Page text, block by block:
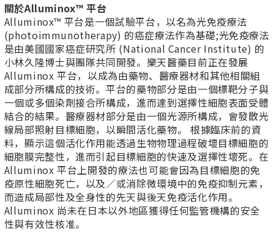
關於Alluminox™ 平台
Alluminox™ 平台是一個試驗平台，以名為光免疫療法
(photoimmunotherapy) 的癌症療法作為基礎;光免疫療法
是由美國國家癌症研究所 (National Cancer Institute) 的
小林久隆博士與團隊共同開發。樂天醫藥目前正在發展
Alluminox 平台，以成為由藥物、醫療器材和其他相關組
成部分所構成的技術。平台的藥物部分是由一個標靶分子與
一個或多個染劑接合所構成，進而達到選擇性細胞表面受體
結合的結果。醫療器材部分是由一個光源所構成，會發散光
線局部照射目標細胞，以瞬間活化藥物。 根據臨床前的資
料，顯示這個活化作用能透過生物物理過程破壞目標細胞的
細胞膜完整性，進而引起目標細胞的快速及選擇性壞死。在
Alluminox 平台上開發的療法也可能會因為目標細胞的免
疫原性細胞死亡，以及／或消除微環境中的免疫抑制元素，
而造成局部性及全身性的先天與後天免疫活化作用。
Alluminox 尚未在日本以外地區獲得任何監管機構的安全
性與有效性核准。